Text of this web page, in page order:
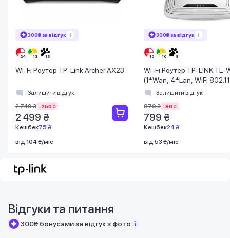
300₴ за відгук
Wi-Fi Роутер TP-Link Archer AX23
Залишити відгук
2 749 ₴ -250 ₴
2 499 ₴
Кешбек75 ₴
від 104 ₴/міс
300₴ за відгук
Wi-Fi Роутер TP-LINK TL-
(1*Wan, 4*Lan, WiFi
антени) (TL-WR841N)
Залишити відгук
879 ₴ -80 ₴
799 ₴
Кешбек24 ₴
від 53 ₴/міс
Відгуки та питання
300₴ бонусами за відгук з фото